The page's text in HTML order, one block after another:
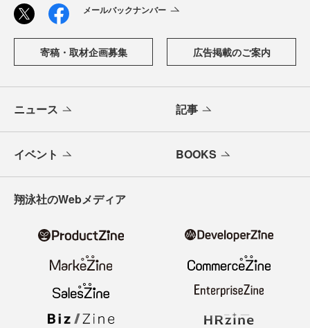
メールバックナンバー
寄稿・取材企画募集 広告掲載のご案内
ニュース 記事
イベント BOOKS
翔泳社のWebメディア